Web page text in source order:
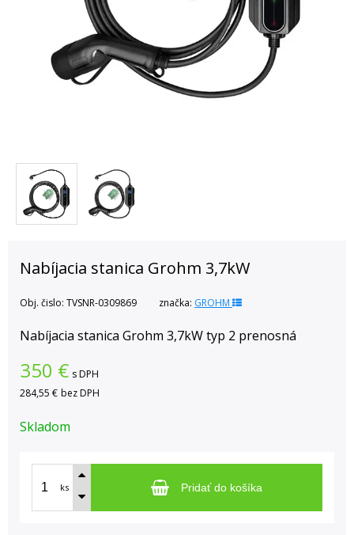
Nabíjacia stanica Grohm 3,7kW
Obj. čislo: TVSNR-0309869 značka: GROHM
Nabíjacia stanica Grohm 3,7kW typ 2 prenosná
350 € s DPH
284,55 € bez DPH
Skladom
ks Pridať do košíka